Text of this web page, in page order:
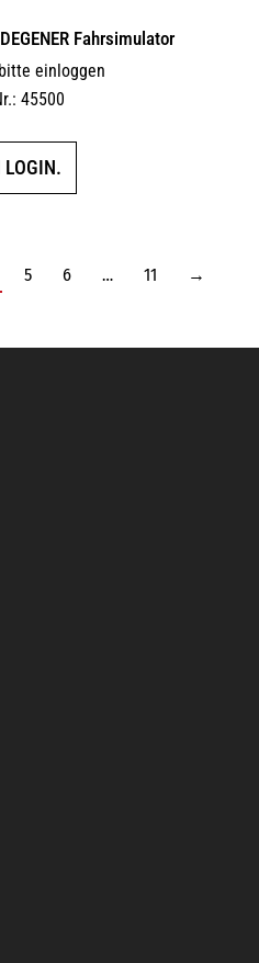
Fahrsimulator
einloggen
45500
LOGIN.
5 6 … 11 →